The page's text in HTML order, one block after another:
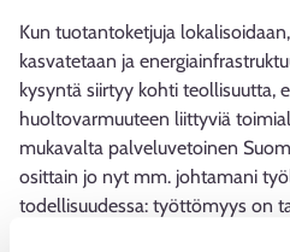
Kun tuotantoketjuja
kasvatetaan ja
kysyntä siirtyy kohti teollisuutta,
huoltovarmuuteen liittyviä
mukavalta palveluvetoinen
osittain jo nyt mm. johtamani
todellisuudessa: työttömyys on
naisvaltaiset palvelualat ovat